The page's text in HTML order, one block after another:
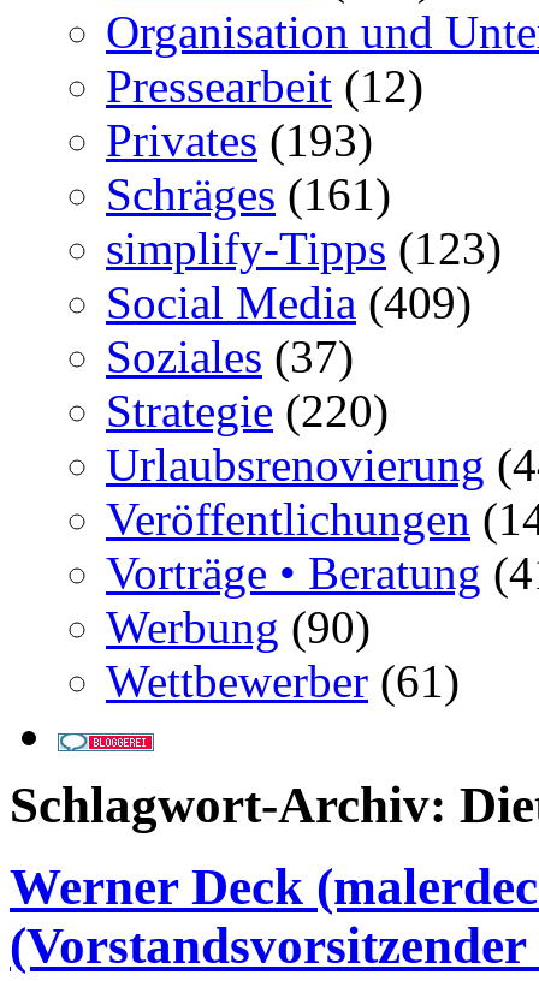
Organisation und
Pressearbeit (12)
Privates (193)
Schräges (161)
simplify-Tipps (123)
Social Media (409)
Soziales (37)
Strategie (220)
Urlaubsrenovierung
Veröffentlichungen
Vorträge • Beratung
Werbung (90)
Wettbewerber (61)
Schlagwort-Archiv:
Werner Deck